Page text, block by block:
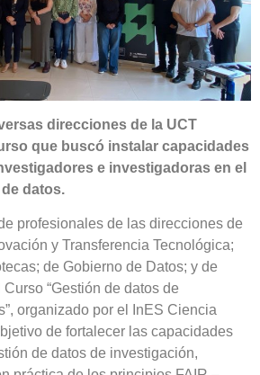
direcciones de la UCT
que buscó instalar capacidades
e investigadoras en el
datos.
profesionales de las direcciones de
y Transferencia Tecnológica;
de Gobierno de Datos; y de
“Gestión de datos de
organizado por el InES Ciencia
de fortalecer las capacidades
de datos de investigación,